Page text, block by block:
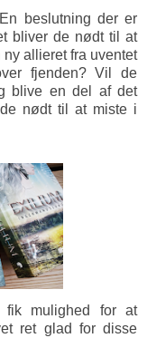
beslutning der er
bliver de nødt til at
allieret fra uventet
fjenden? Vil de
blive en del af det
nødt til at miste i
mulighed for at
ret glad for disse